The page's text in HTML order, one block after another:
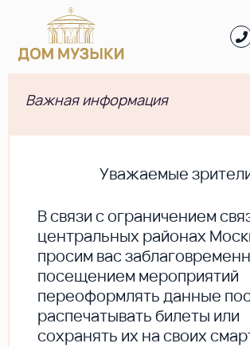
Важная информация
Уважаемые
В cвязи с ограничением
центральных районах
просим вас
посещением мероприятий
переоформлять данные
распечатывать билеты или
сохранять их на своих